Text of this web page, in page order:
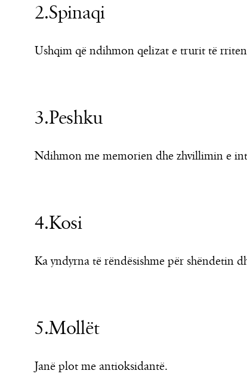
2.Spinaqi
Ushqim që ndihmon qelizat e trurit të
3.Peshku
Ndihmon me memorien dhe zhvillimin e
4.Kosi
Ka yndyrna të rëndësishme për shëndetin
5.Mollët
Janë plot me antioksidantë.